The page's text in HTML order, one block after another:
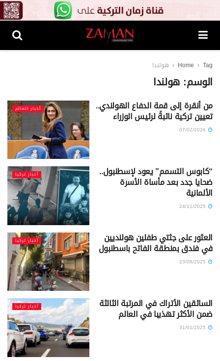
Home Tag هولندا
الوسم: هولندا
أخبار العالم من أنقرة إلى قمة الدفاع الهولندي..
تعيين تركية نائبةً لرئيس الوزراء
أخبار تركيا “كابوس التسمم” يعود لإسطنبول..
ضحايا جدد بعد مأساة الأسرة
الألمانية
أخبار تركيا العثور على جثتي طفلين هولنديين
في فندق بمنطقة الفاتح باسطنبول
أخبار تركيا السائقين الأتراك في المرتبة الثالثة
ضمن الأكثر تهذيبا في العالم